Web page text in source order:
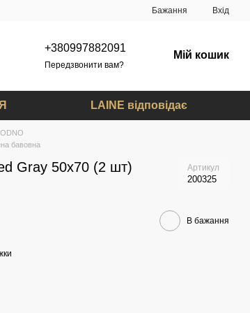
Бажання Вхід
+380997882091
Передзвонити вам?
Мій кошик
LAINE відповідає
бавовна
Gray 50х70 (2 шт) Артикул
200325
В бажання